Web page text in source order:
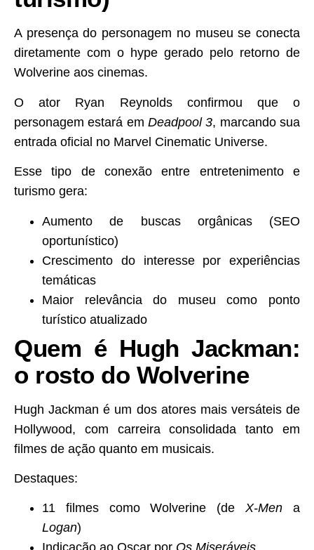
A presença do personagem no museu se conecta
diretamente com o hype gerado pelo retorno de
Wolverine aos cinemas.
O ator Ryan Reynolds confirmou que o
personagem estará em Deadpool 3, marcando sua
entrada oficial no Marvel Cinematic Universe.
Esse tipo de conexão entre entretenimento e
turismo gera:
Aumento de buscas orgânicas (SEO
oportunístico)
Crescimento do interesse por experiências
temáticas
Maior relevância do museu como ponto
turístico atualizado
Quem é Hugh Jackman:
o rosto do Wolverine
Hugh Jackman é um dos atores mais versáteis de
Hollywood, com carreira consolidada tanto em
filmes de ação quanto em musicais.
Destaques:
11 filmes como Wolverine (deX-Men a
Logan)